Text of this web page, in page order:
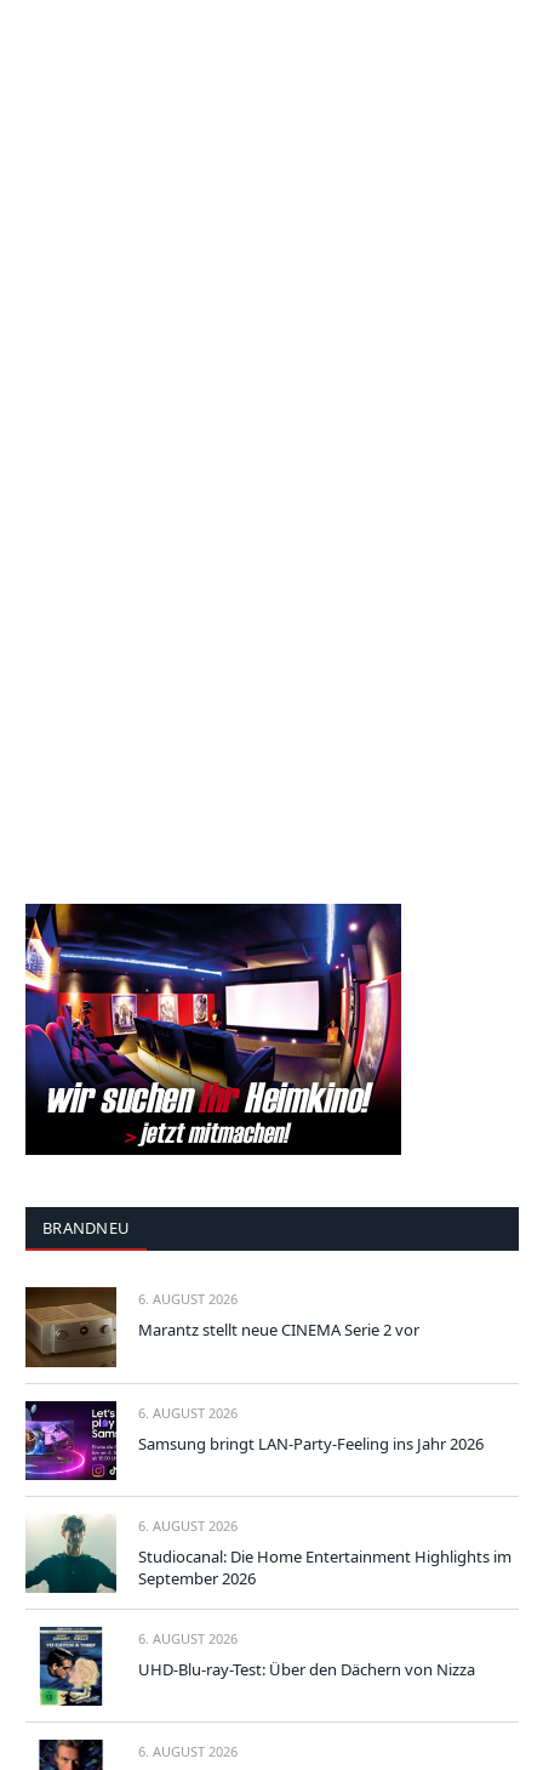
BRANDNEU
6. AUGUST 2026
Marantz stellt neue CINEMA Serie 2 vor
6. AUGUST 2026
Samsung bringt LAN-Party-Feeling ins Jahr 2026
6. AUGUST 2026
Studiocanal: Die Home Entertainment Highlights im
September 2026
6. AUGUST 2026
UHD-Blu-ray-Test: Über den Dächern von Nizza
6. AUGUST 2026